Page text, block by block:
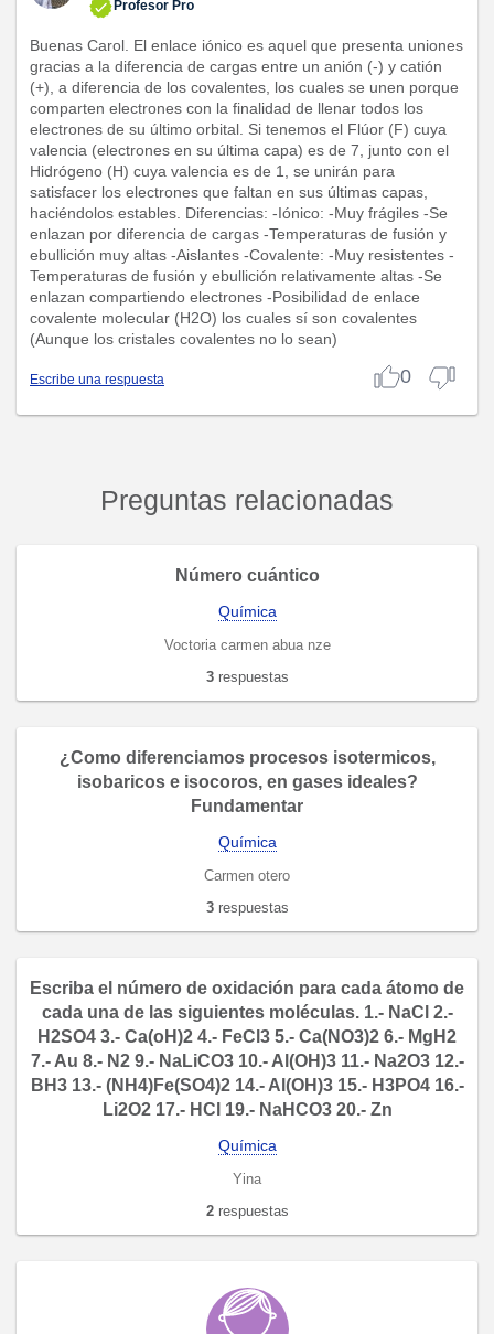
Profesor Pro
Buenas Carol. El enlace iónico es aquel que presenta uniones
gracias a la diferencia de cargas entre un anión (-) y catión
(+), a diferencia de los covalentes, los cuales se unen porque
comparten electrones con la finalidad de llenar todos los
electrones de su último orbital. Si tenemos el Flúor (F) cuya
valencia (electrones en su última capa) es de 7, junto con el
Hidrógeno (H) cuya valencia es de 1, se unirán para
satisfacer los electrones que faltan en sus últimas capas,
haciéndolos estables. Diferencias: -Iónico: -Muy frágiles -Se
enlazan por diferencia de cargas -Temperaturas de fusión y
ebullición muy altas -Aislantes -Covalente: -Muy resistentes -
Temperaturas de fusión y ebullición relativamente altas -Se
enlazan compartiendo electrones -Posibilidad de enlace
covalente molecular (H2O) los cuales sí son covalentes
(Aunque los cristales covalentes no lo sean)
Escribe una respuesta 0
Preguntas relacionadas
Número cuántico
Química
Voctoria carmen abua nze
3respuestas
¿Como diferenciamos procesos isotermicos,
isobaricos e isocoros, en gases ideales?
Fundamentar
Química
Carmen otero
3respuestas
Escriba el número de oxidación para cada átomo de
cada una de las siguientes moléculas. 1.- NaCl 2.-
H2SO4 3.- Ca(oH)2 4.- FeCl3 5.- Ca(NO3)2 6.- MgH2
7.- Au 8.- N2 9.- NaLiCO3 10.- Al(OH)3 11.- Na2O3 12.-
BH3 13.- (NH4)Fe(SO4)2 14.- Al(OH)3 15.- H3PO4 16.-
Li2O2 17.- HCl 19.- NaHCO3 20.- Zn
Química
Yina
2respuestas